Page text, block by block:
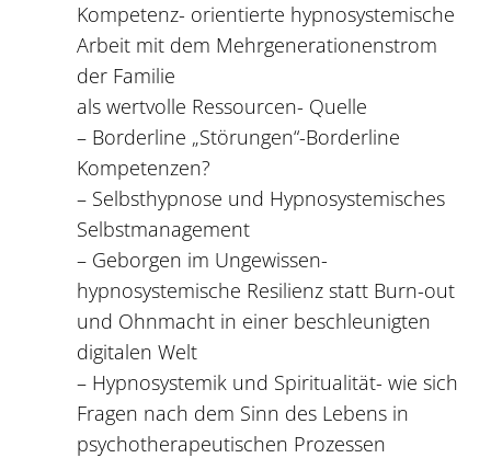
Kompetenz- orientierte hypnosystemische
Arbeit mit dem Mehrgenerationenstrom
der Familie
als wertvolle Ressourcen- Quelle
– Borderline „Störungen“-Borderline
Kompetenzen?
– Selbsthypnose und Hypnosystemisches
Selbstmanagement
– Geborgen im Ungewissen-
hypnosystemische Resilienz statt Burn-out
und Ohnmacht in einer beschleunigten
digitalen Welt
– Hypnosystemik und Spiritualität- wie sich
Fragen nach dem Sinn des Lebens in
psychotherapeutischen Prozessen